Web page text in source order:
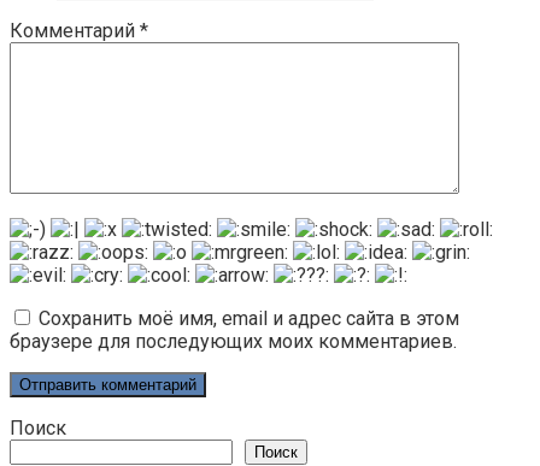
Комментарий *
Сохранить моё имя, email и адрес сайта в этом
браузере для последующих моих комментариев.
Поиск
Поиск